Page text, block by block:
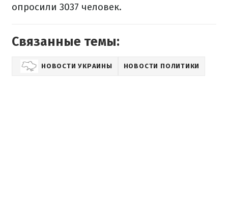
опросили 3037 человек.
Связанные темы:
НОВОСТИ УКРАИНЫ НОВОСТИ ПОЛИТИКИ